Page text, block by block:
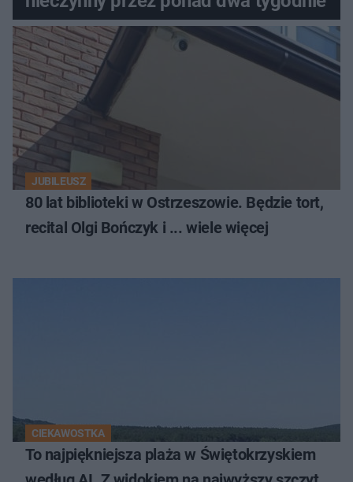
JUBILEUSZ
80 lat biblioteki w Ostrzeszowie. Będzie tort,
recital Olgi Bończyk i ... wiele więcej
CIEKAWOSTKA
To najpiękniejsza plaża w Świętokrzyskiem